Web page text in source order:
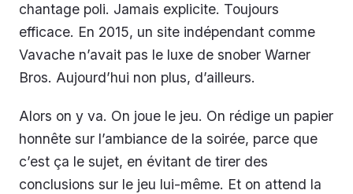
chantage poli. Jamais explicite. Toujours
efficace. En 2015, un site indépendant comme
Vavache n’avait pas le luxe de snober Warner
Bros. Aujourd’hui non plus, d’ailleurs.
Alors on y va. On joue le jeu. On rédige un papier
honnête sur l’ambiance de la soirée, parce que
c’est ça le sujet, en évitant de tirer des
conclusions sur le jeu lui-même. Et on attend la